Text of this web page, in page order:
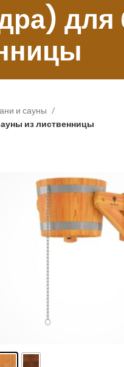
для
и сауны
из лиственницы